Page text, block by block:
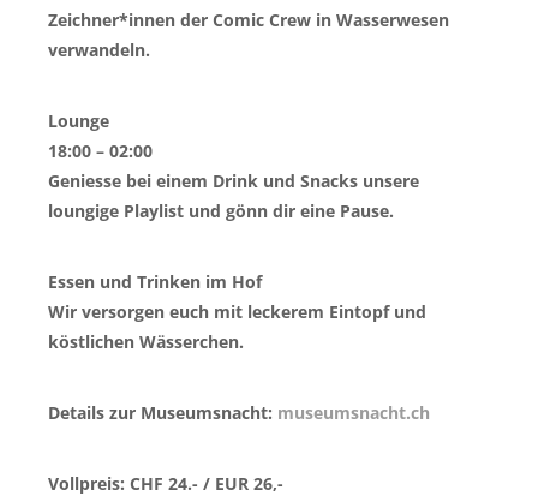
Zeichner*innen der Comic Crew in Wasserwesen
verwandeln.
Lounge
18:00 – 02:00
Geniesse bei einem Drink und Snacks unsere
loungige Playlist und gönn dir eine Pause.
Essen und Trinken im Hof
Wir versorgen euch mit leckerem Eintopf und
köstlichen Wässerchen.
Details zur Museumsnacht: museumsnacht.ch
Vollpreis: CHF 24.- / EUR 26,-